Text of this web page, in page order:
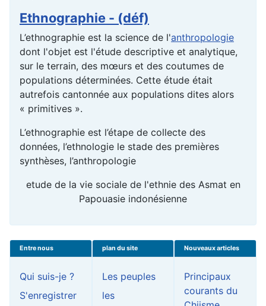
Ethnographie - (déf)
L’ethnographie est la science de l'anthropologie
dont l'objet est l'étude descriptive et analytique,
sur le terrain, des mœurs et des coutumes de
populations déterminées. Cette étude était
autrefois cantonnée aux populations dites alors
« primitives ».
L’ethnographie est l’étape de collecte des
données, l’ethnologie le stade des premières
synthèses, l’anthropologie
etude de la vie sociale de l'ethnie des Asmat en
Papouasie indonésienne
Entre nous
Qui suis-je ?
S'enregistrer
plan du site
Les peuples
les
Nouveaux articles
Principaux
courants du